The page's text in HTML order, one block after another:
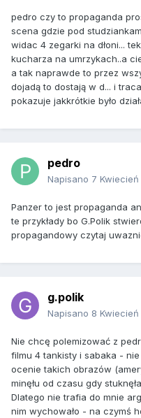
pedro czy to propaganda
scena gdzie pod
widac 4 zegarki na dłoni...
kucharza na umrzykach..a
a tak naprawde to przez
dojadą to dostają w d... i
pokazuje jakkrótkie było
pedro
Napisano 7
Panzer to jest propaganda
te przykłady bo G.Polik
propagandowy czytaj
g.polik
Napisano 8
Nie chcę polemizować z
filmu 4 tankisty i sabaka -
ocenie takich obrazów
minęłu od czasu gdy
Dlatego nie trafia do mnie
nim wychowało - na czymś